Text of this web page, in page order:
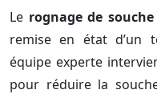
Le rognage de souche
remise en état d’un
équipe experte
pour réduire la